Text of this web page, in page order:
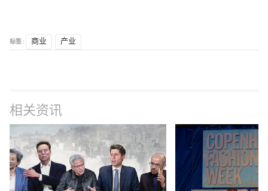
标签 : 商业 产业
相关资讯